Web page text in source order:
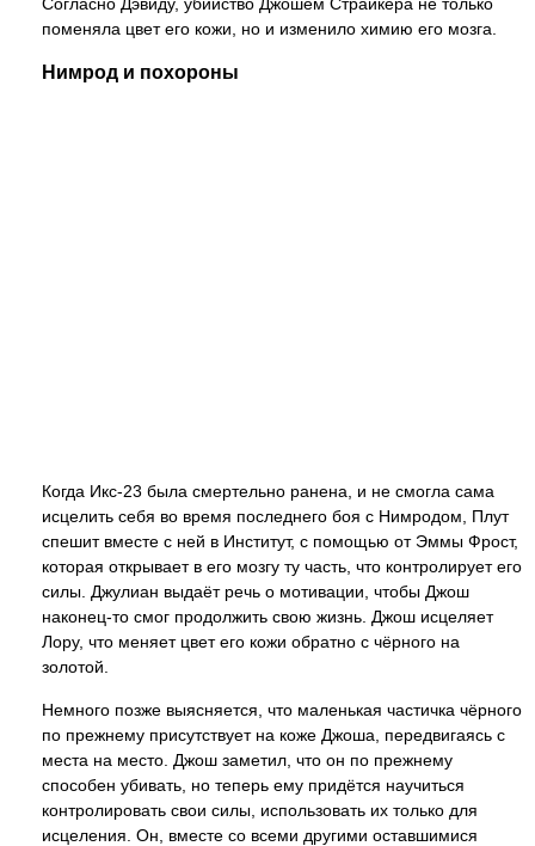
поменяла цвет его кожи, но и изменило химию его мозга.
Нимрод и похороны
Когда Икс-23 была смертельно ранена, и не смогла сама
исцелить себя во время последнего боя с Нимродом, Плут
спешит вместе с ней в Институт, с помощью от Эммы Фрост,
которая открывает в его мозгу ту часть, что контролирует его
силы. Джулиан выдаёт речь о мотивации, чтобы Джош
наконец-то смог продолжить свою жизнь. Джош исцеляет
Лору, что меняет цвет его кожи обратно с чёрного на
золотой.
Немного позже выясняется, что маленькая частичка чёрного
по прежнему присутствует на коже Джоша, передвигаясь с
места на место. Джош заметил, что он по прежнему
способен убивать, но теперь ему придётся научиться
контролировать свои силы, использовать их только для
исцеления. Он, вместе со всеми другими оставшимися